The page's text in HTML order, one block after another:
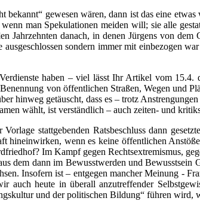
bekannt“ gewesen wären, dann ist das eine
man Spekulationen meiden will; sie alle
danach, in denen Jürgens von dem
sondern immer mit einbezogen
haben – viel lässt Ihr Artikel vom 15.4.
von öffentlichen Straßen, Wegen und
hinweg getäuscht, dass es – trotz
wählt, ist verständlich – auch zeiten- und
stattgebenden Ratsbeschluss dann
wenn es keine öffentlichen
Im Kampf gegen Rechtsextremismus,
dann im Bewusstwerden und Bewusstsein
Insofern ist – entgegen mancher Meinung -
auch heute in überall anzutreffender
und der politischen Bildung“ führen wird,